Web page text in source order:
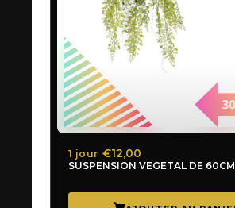
SUSPENSION VEGETAL DE 60CM
1 jour €12,00